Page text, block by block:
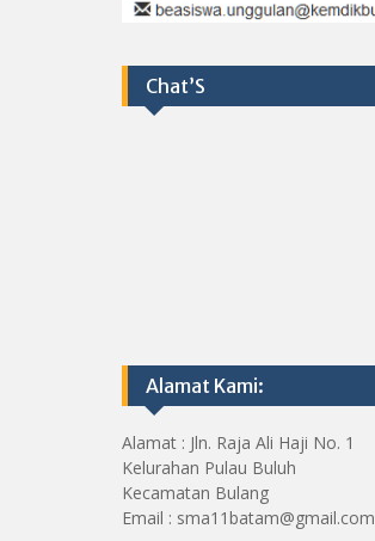
Chat’S
Alamat Kami:
Alamat : Jln. Raja Ali Haji No. 1
Kelurahan Pulau Buluh
Kecamatan Bulang
Email : sma11batam@gmail.com